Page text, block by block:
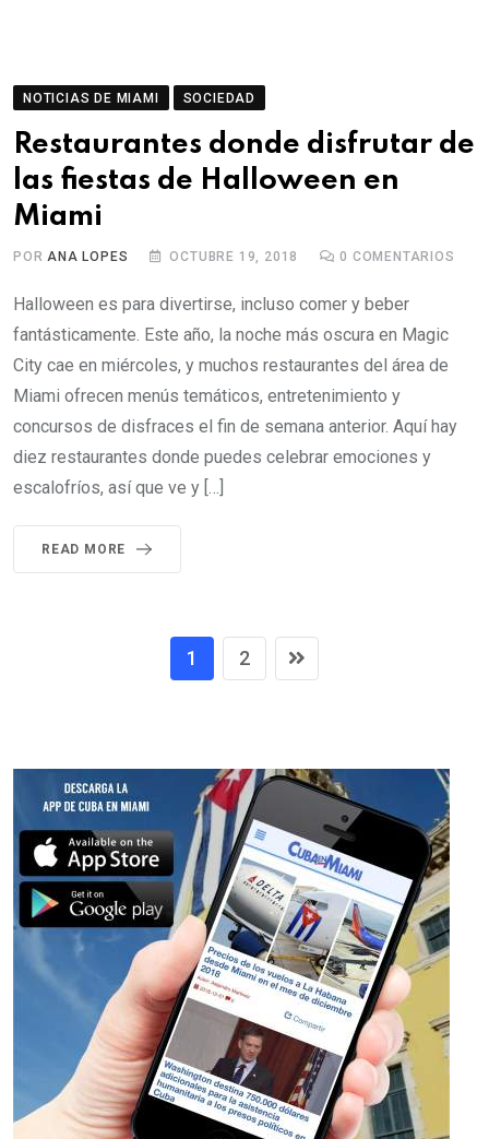
NOTICIAS DE MIAMI SOCIEDAD
Restaurantes donde disfrutar de
las fiestas de Halloween en
Miami
PORANA LOPES OCTUBRE 19, 2018 0 COMENTARIOS
Halloween es para divertirse, incluso comer y beber
fantásticamente. Este año, la noche más oscura en Magic
City cae en miércoles, y muchos restaurantes del área de
Miami ofrecen menús temáticos, entretenimiento y
concursos de disfraces el fin de semana anterior. Aquí hay
diez restaurantes donde puedes celebrar emociones y
escalofríos, así que ve y […]
READ MORE
1 2